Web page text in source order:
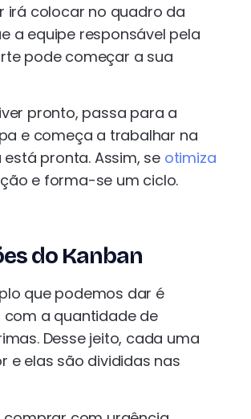
irá colocar no quadro da
a equipe responsável pela
pode começar a sua
pronto, passa para a
e começa a trabalhar na
pronta. Assim, se otimiza
e forma-se um ciclo.
do Kanban
que podemos dar é
com a quantidade de
Desse jeito, cada uma
e elas são divididas nas